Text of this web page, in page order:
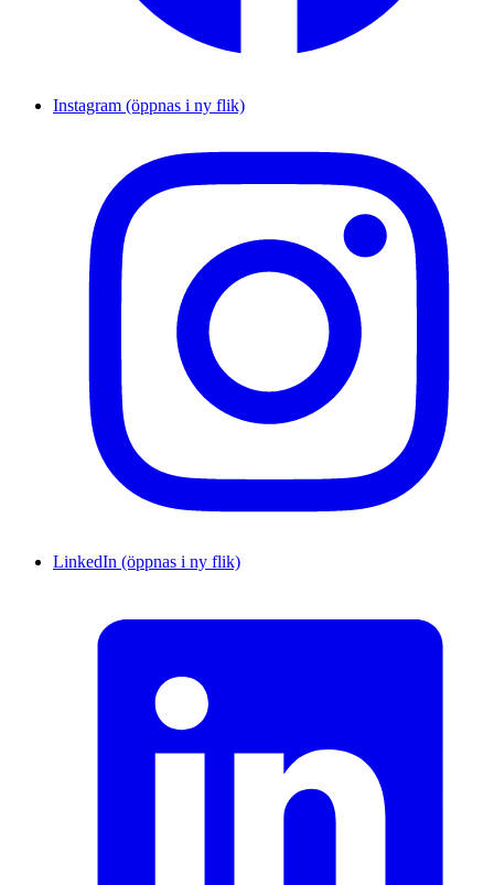
Instagram (öppnas i ny flik)
LinkedIn (öppnas i ny flik)